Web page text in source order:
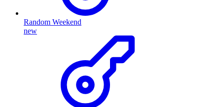
Random Weekend
new